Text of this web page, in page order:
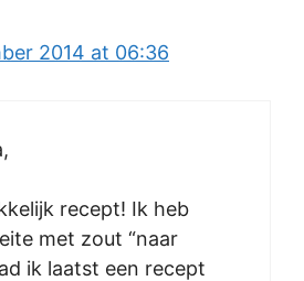
2014 at 06:36
recept! Ik heb
met zout “naar
ik laatst een recept